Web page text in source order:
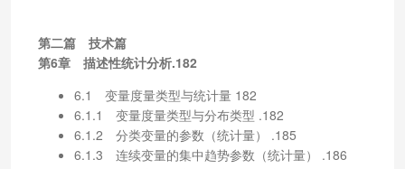
第二篇 技术篇
第6章 描述性统计分析.182
6.1 变量度量类型与统计量 182
6.1.1 变量度量类型与分布类型 .182
6.1.2 分类变量的参数（统计量） .185
6.1.3 连续变量的集中趋势参数（统计量） .186